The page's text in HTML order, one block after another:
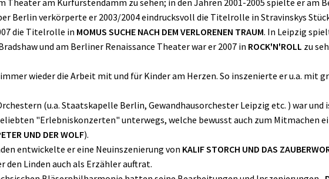
Theater am Kurfürstendamm zu sehen; in den Jahren 2001-2005 spielte er
Berlin verkörperte er 2003/2004 eindrucksvoll die Titelrolle in Stravinskys
die Titelrolle in MOMUS SUCHE NACH DEM VERLORENEN TRAUM. In Leipzig
und am Berliner Renaissance Theater war er 2007 in ROCK'N'ROLL zu
wieder die Arbeit mit und für Kinder am Herzen. So inszenierte er u.a. mit
(u.a. Staatskapelle Berlin, Gewandhausorchester Leipzig etc. ) war
"Erlebniskonzerten" unterwegs, welche bewusst auch zum Mitmachen
UND DER WOLF).
entwickelte er eine Neuinszenierung von KALIF STORCH UND DAS
Linden auch als Erzähler auftrat.